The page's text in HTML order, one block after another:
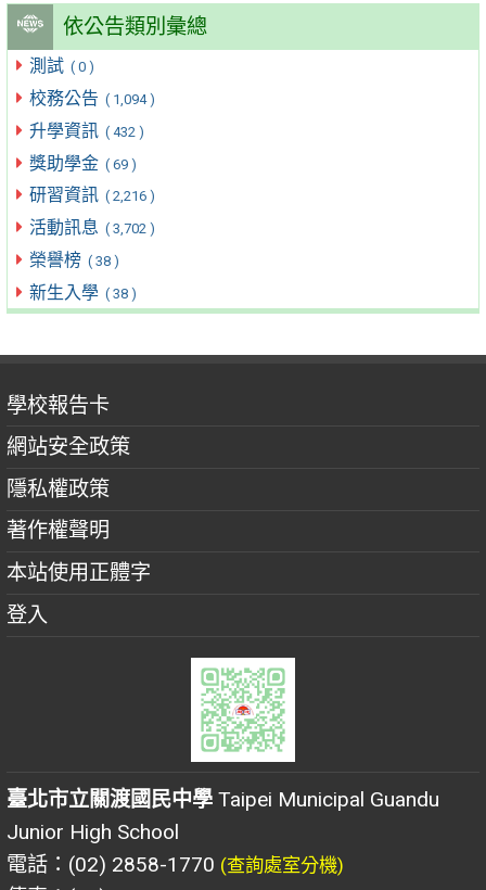
依公告類別彙總
測試 ( 0 )
校務公告 ( 1,094 )
升學資訊 ( 432 )
獎助學金 ( 69 )
研習資訊 ( 2,216 )
活動訊息 ( 3,702 )
榮譽榜 ( 38 )
新生入學 ( 38 )
學校報告卡
網站安全政策
隱私權政策
著作權聲明
本站使用正體字
登入
臺北市立關渡國民中學 Taipei Municipal Guandu
Junior High School
電話：(02) 2858-1770 (查詢處室分機)